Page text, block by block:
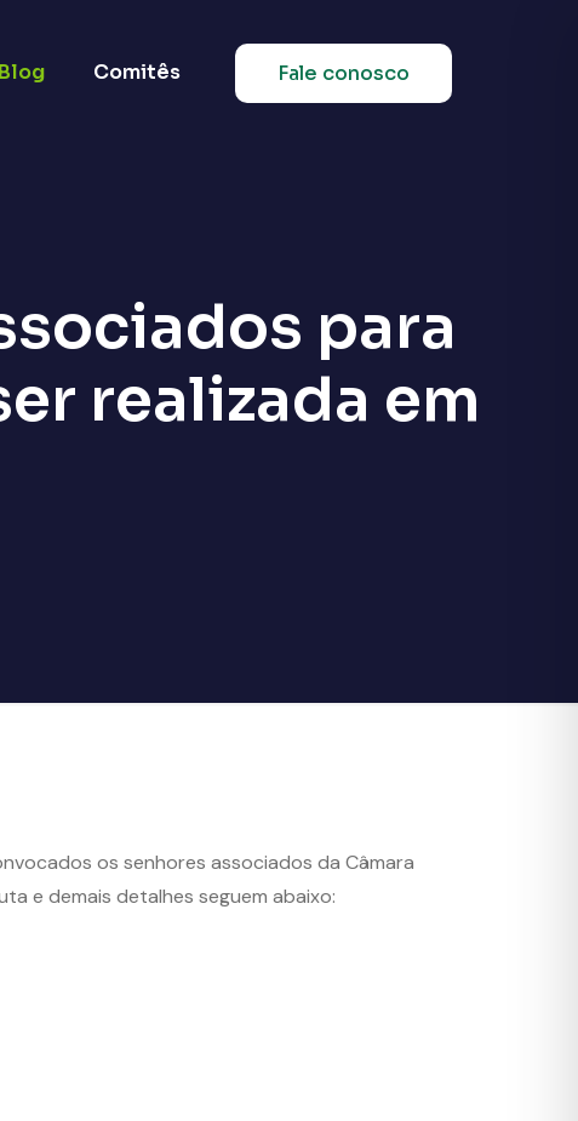
Blog Comitês Fale conosco
para
realizada em
os senhores associados da Câmara
e demais detalhes seguem abaixo: